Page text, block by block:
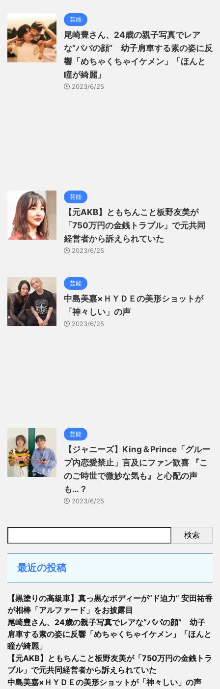
芸能
尾崎豊さん、24歳の親子写真でレア
な“パパの顔” 幼子肩車する素の姿に反
響「めちゃくちゃイケメン」「ほんと
瞳が綺麗」
2023/6/25
芸能
【元AKB】ともちんこと板野友美が
「750万円の金銭トラブル」で元共同
経営者から訴えられていた
2023/6/25
芸能
中島美嘉×ＨＹＤＥの美形ショットが
「神々しい」の声
2023/6/25
芸能
【ジャニーズ】King＆Prince「グルー
プ内恋愛禁止」言及にファン歓喜 『こ
のご時世で微妙な気も』と心配の声
も…？
2023/6/25
検索
最近の投稿
【黒塗りの高級車】真っ黒なボディーが“ド迫力” 安田祐香
が相棒「アルファード」をお披露目
尾崎豊さん、24歳の親子写真でレアな“パパの顔” 幼子
肩車する素の姿に反響「めちゃくちゃイケメン」「ほんと
瞳が綺麗」
【元AKB】ともちんこと板野友美が「750万円の金銭トラ
ブル」で元共同経営者から訴えられていた
中島美嘉×ＨＹＤＥの美形ショットが「神々しい」の声